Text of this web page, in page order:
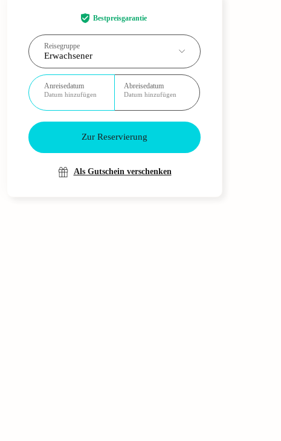
Bestpreisgarantie
Reisegruppe
Erwachsener
Anreisedatum
Datum hinzufügen
Abreisedatum
Datum hinzufügen
Zur Reservierung
Als Gutschein verschenken